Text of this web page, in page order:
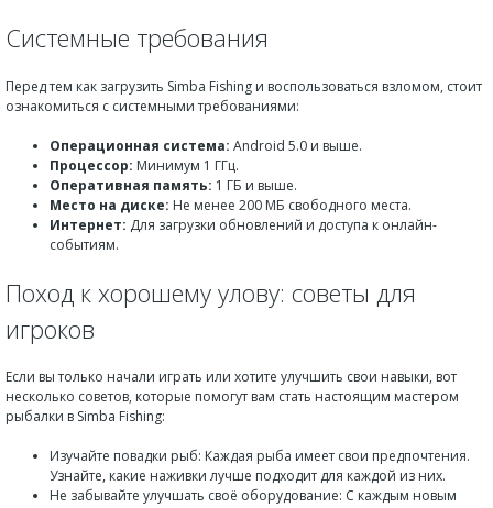
Системные требования
Перед тем как загрузить Simba Fishing и воспользоваться взломом, стоит
ознакомиться с системными требованиями:
Операционная система: Android 5.0 и выше.
Процессор: Минимум 1 ГГц.
Оперативная память: 1 ГБ и выше.
Место на диске: Не менее 200 МБ свободного места.
Интернет: Для загрузки обновлений и доступа к онлайн-
событиям.
Поход к хорошему улову: советы для
игроков
Если вы только начали играть или хотите улучшить свои навыки, вот
несколько советов, которые помогут вам стать настоящим мастером
рыбалки в Simba Fishing:
Изучайте повадки рыб: Каждая рыба имеет свои предпочтения.
Узнайте, какие наживки лучше подходит для каждой из них.
Не забывайте улучшать своё оборудование: С каждым новым